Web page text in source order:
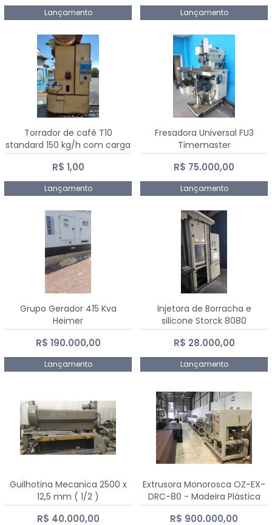
Lançamento Lançamento
Torrador de café T10
standard 150 kg/h com carga
de 10 kg
R$ 1,00
Lançamento
Fresadora Universal FU3
Timemaster
R$ 75.000,00
Lançamento
Grupo Gerador 415 Kva
Heimer
R$ 190.000,00
Lançamento
Injetora de Borracha e
silicone Storck 8080
R$ 28.000,00
Lançamento
Guilhotina Mecanica 2500 x
12,5 mm ( 1/2 )
R$ 40.000,00
Extrusora Monorosca OZ-EX-
DRC-80 - Madeira Plástica
R$ 900.000,00